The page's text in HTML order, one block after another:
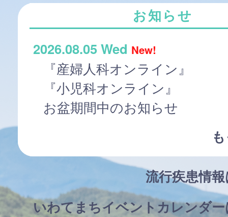
お知らせ
2026.08.05 Wed New!
『産婦人科オンライン』
『小児科オンライン』
お盆期間中のお知らせ
流行疾患情
いわてまちイベントカレンダ